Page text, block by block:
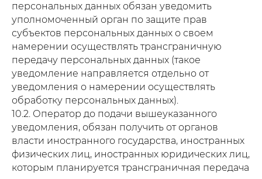
персональных данных обязан уведомить
уполномоченный орган по защите прав
субъектов персональных данных о своем
намерении осуществлять трансграничную
передачу персональных данных (такое
уведомление направляется отдельно от
уведомления о намерении осуществлять
обработку персональных данных).
10.2. Оператор до подачи вышеуказанного
уведомления, обязан получить от органов
власти иностранного государства, иностранных
физических лиц, иностранных юридических лиц,
которым планируется трансграничная передача
Цены
Полезная информация
Статьи
Публичная оферта
Политика конфиденциальности
ОГРНИП 323930100122537
ИП Тимошин Алексей
Алексеевич
ИНН 614330052568
211 (для ДНР)
Заказать обратный звонок
Оставить заявку